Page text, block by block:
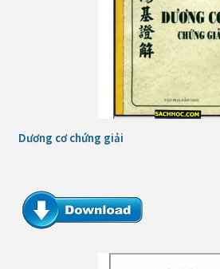
Dương cơ chứng giải